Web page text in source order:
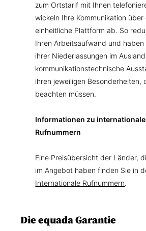
zum Ortstarif mit Ihnen
wickeln Ihre Kommunikation über
einheitliche Plattform ab. So
Ihren Arbeitsaufwand und
ihrer Niederlassungen im
kommunikationstechnische
ihren jeweiligen Besonderheiten,
beachten müssen.
Informationen zu
Rufnummern
Eine Preisübersicht der Länder,
im Angebot haben finden Sie in
Internationale Rufnummern.
Die equada Garantie